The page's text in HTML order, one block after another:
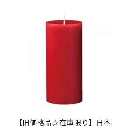
【旧価格品☆在庫限り】日本